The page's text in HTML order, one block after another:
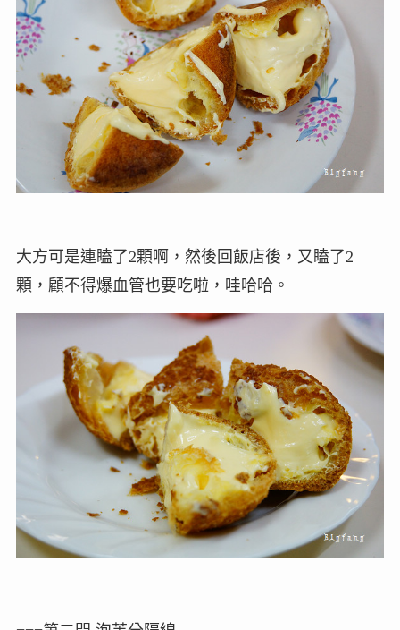
大方可是連瞌了2顆啊，然後回飯店後，又瞌了2
顆，顧不得爆血管也要吃啦，哇哈哈。